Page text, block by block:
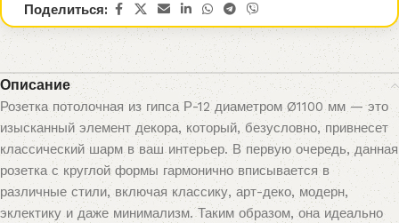
Поделиться:
Описание
Розетка потолочная из гипса Р-12 диаметром Ø1100 мм — это
изысканный элемент декора, который, безусловно, привнесет
классический шарм в ваш интерьер. В первую очередь, данная
розетка с круглой формы гармонично вписывается в
различные стили, включая классику, арт-деко, модерн,
эклектику и даже минимализм. Таким образом, она идеально